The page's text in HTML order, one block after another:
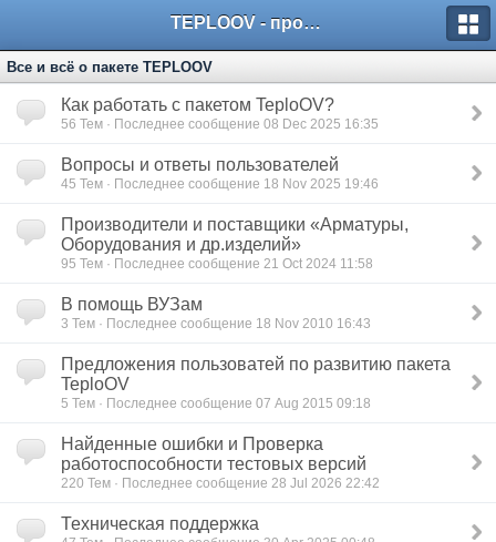
TEPLOOV - программный комплекс для расчёта систем отопления и вентиляции
Все и всё о пакете TEPLOOV
Как работать с пакетом TeploOV?
56 Тем · Последнее сообщение 08 Dec 2025 16:35
Вопросы и ответы пользователей
45 Тем · Последнее сообщение 18 Nov 2025 19:46
Производители и поставщики «Арматуры,
Оборудования и др.изделий»
95 Тем · Последнее сообщение 21 Oct 2024 11:58
В помощь ВУЗам
3 Тем · Последнее сообщение 18 Nov 2010 16:43
Предложения пользоватей по развитию пакета
TeploOV
5 Тем · Последнее сообщение 07 Aug 2015 09:18
Найденные ошибки и Проверка
работоспособности тестовых версий
220 Тем · Последнее сообщение 28 Jul 2026 22:42
Техническая поддержка